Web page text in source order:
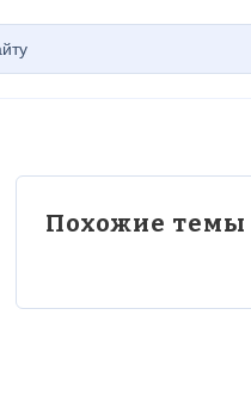
Похожие темы